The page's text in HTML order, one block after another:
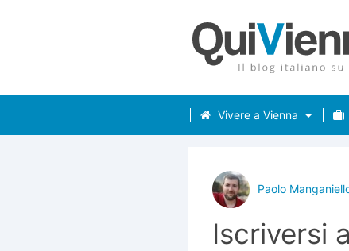
Vivere a Vienna
Paolo
Iscriversi